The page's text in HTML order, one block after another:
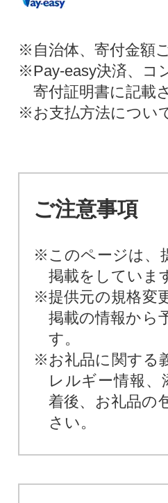
※自治体、寄付金額
※Pay-easy決済、コ
寄付証明書に記載
※お支払方法につい
ご注意事項
※このページは、
掲載をしていま
※提供元の規格変
掲載の情報から
す。
※お礼品に関する
レルギー情報
着後、お礼品の
さい。